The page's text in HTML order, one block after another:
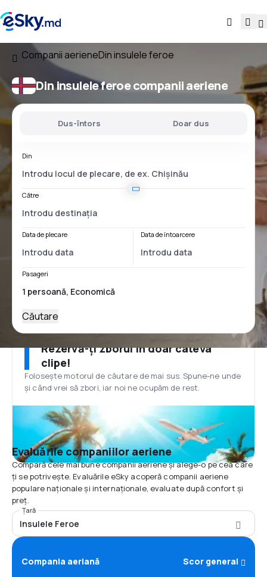
Companii aerieneDin insulele feroe
Din insulele feroe companii aeriene
Dus-întors Doar dus
Din
Către
Data de plecare Data de întoarcere
Pasageri
Căutare
Rezervă-ți zborul în doar câteva
clipe!
Folosește motorul de căutare de mai sus. Spune-ne unde
și când vrei să zbori, iar noi ne ocupăm de rest.
Evaluările companiilor aeriene
Compară cele mai bune companii aeriene și alege-o pe cea care
ți se potrivește. Evaluările eSky acoperă companii aeriene
populare naționale și internaționale, evaluate după confort și
preț.
Țară
Insulele Feroe
Compania aeriană Scor general